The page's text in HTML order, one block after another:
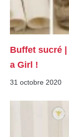
Buffet sucré |
a Girl !
31 octobre 2020